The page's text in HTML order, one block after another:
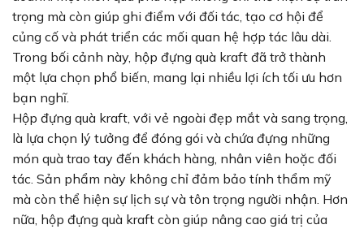
trọng mà còn giúp ghi điểm với đối tác, tạo cơ hội để
củng cố và phát triển các mối quan hệ hợp tác lâu dài.
Trong bối cảnh này, hộp đựng quà kraft đã trở thành
một lựa chọn phổ biến, mang lại nhiều lợi ích tối ưu hơn
bạn nghĩ.
Hộp đựng quà kraft, với vẻ ngoài đẹp mắt và sang trọng,
là lựa chọn lý tưởng để đóng gói và chứa đựng những
món quà trao tay đến khách hàng, nhân viên hoặc đối
tác. Sản phẩm này không chỉ đảm bảo tính thẩm mỹ
mà còn thể hiện sự lịch sự và tôn trọng người nhận. Hơn
nữa, hộp đựng quà kraft còn giúp nâng cao giá trị của